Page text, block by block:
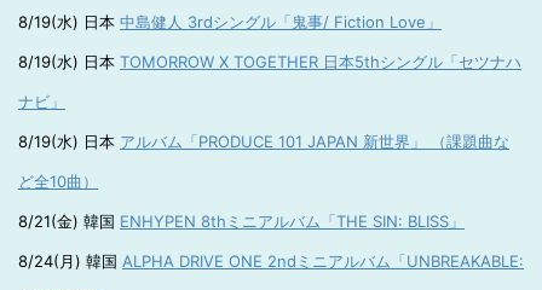
8/19(水) 日本 中島健人 3rdシングル「鬼事/ Fiction Love」
8/19(水) 日本 TOMORROW X TOGETHER 日本5thシングル「セツナハ
ナビ」
8/19(水) 日本 アルバム「PRODUCE 101 JAPAN 新世界」 （課題曲な
ど全10曲）
8/21(金) 韓国 ENHYPEN 8thミニアルバム「THE SIN: BLISS」
8/24(月) 韓国 ALPHA DRIVE ONE 2ndミニアルバム「UNBREAKABLE: